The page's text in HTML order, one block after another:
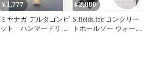
¥ 1,777
ミヤナガ デルタゴンビ
ット ハンマードリル
¥2,880
S.fields.inc コンクリー
トホールソー ウォール